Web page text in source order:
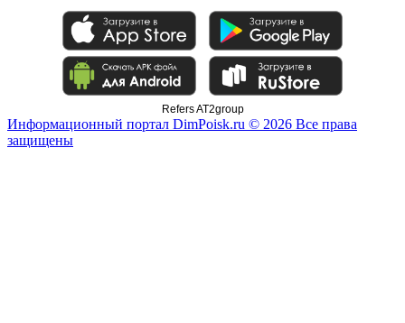
Refers AT2group
Информационный портал DimPoisk.ru © 2026 Все права
защищены